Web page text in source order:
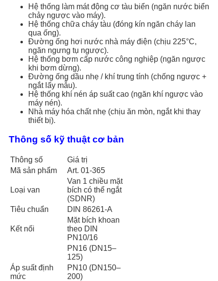
Hệ thống làm mát động cơ tàu biển (ngăn nước biển
chảy ngược vào máy).
Hệ thống chữa cháy tàu (đóng kín ngăn cháy lan
qua ống).
Đường ống hơi nước nhà máy điện (chịu 225°C,
ngăn ngưng tụ ngược).
Hệ thống bơm cấp nước công nghiệp (ngăn ngược
khi bơm dừng).
Đường ống dầu nhẹ / khí trung tính (chống ngược +
ngắt lấy mẫu).
Hệ thống khí nén áp suất cao (ngăn khí ngược vào
máy nén).
Nhà máy hóa chất nhẹ (chịu ăn mòn, ngắt khi thay
thiết bị).
Thông số kỹ thuật cơ bản
Thông số
Giá trị
Mã sản phẩm
Art. 01-365
Loại van
Van 1 chiều mặt
bích có thể ngắt
(SDNR)
Tiêu chuẩn
DIN 86261-A
Kết nối
Mặt bích khoan
theo DIN
PN10/16
Áp suất định
mức
PN16 (DN15–
125)
PN10 (DN150–
200)